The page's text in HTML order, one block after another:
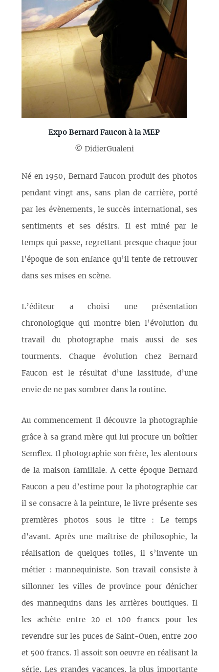
Expo Bernard Faucon à la MEP
© DidierGualeni
Né en 1950, Bernard Faucon produit des photos
pendant vingt ans, sans plan de carrière, porté
par les évènements, le succès international, ses
sentiments et ses désirs. Il est miné par le
temps qui passe, regrettant presque chaque jour
l’époque de son enfance qu’il tente de retrouver
dans ses mises en scène.
L’éditeur a choisi une présentation
chronologique qui montre bien l’évolution du
travail du photographe mais aussi de ses
tourments. Chaque évolution chez Bernard
Faucon est le résultat d’une lassitude, d’une
envie de ne pas sombrer dans la routine.
Au commencement il découvre la photographie
grâce à sa grand mère qui lui procure un boîtier
Semflex. Il photographie son frère, les alentours
de la maison familiale. A cette époque Bernard
Faucon a peu d’estime pour la photographie car
il se consacre à la peinture, le livre présente ses
premières photos sous le titre : Le temps
d’avant. Après une maîtrise de philosophie, la
réalisation de quelques toiles, il s’invente un
métier : mannequiniste. Son travail consiste à
sillonner les villes de province pour dénicher
des mannequins dans les arrières boutiques. Il
les achète entre 20 et 100 francs pour les
revendre sur les puces de Saint-Ouen, entre 200
et 500 francs. Il assoit son oeuvre en réalisant la
série, Les grandes vacances. la plus importante